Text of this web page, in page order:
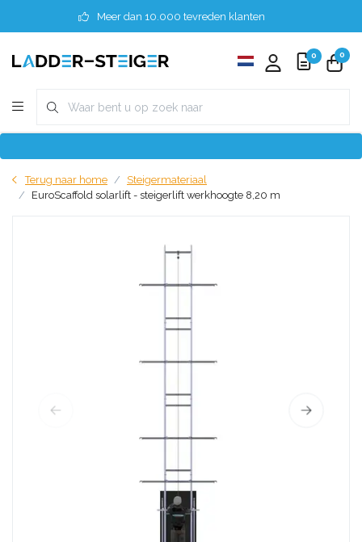
Meer dan 10.000 tevreden klanten
0 0
Terug naar home
Steigermateriaal
EuroScaffold solarlift - steigerlift werkhoogte 8,20 m